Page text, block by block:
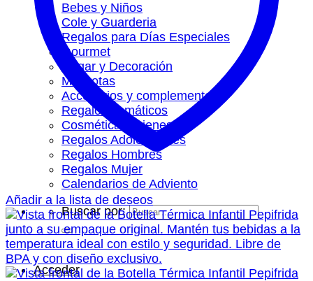
Bebes y Niños
Cole y Guarderia
Regalos para Días Especiales
Gourmet
Hogar y Decoración
Mascotas
Accesorios y complementos
Regalos Temáticos
Cosmética y Bienestar
Regalos Adolescentes
Regalos Hombres
Regalos Mujer
Calendarios de Adviento
Buscar por:
Acceder
Añadir a la lista de deseos